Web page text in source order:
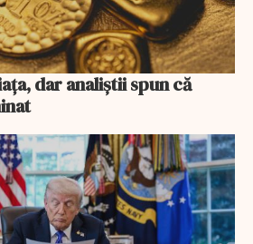
dar analiștii spun că